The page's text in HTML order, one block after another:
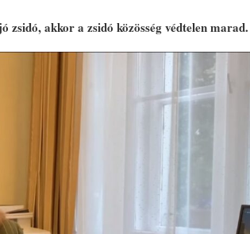
akkor a zsidó közösség védtelen marad.